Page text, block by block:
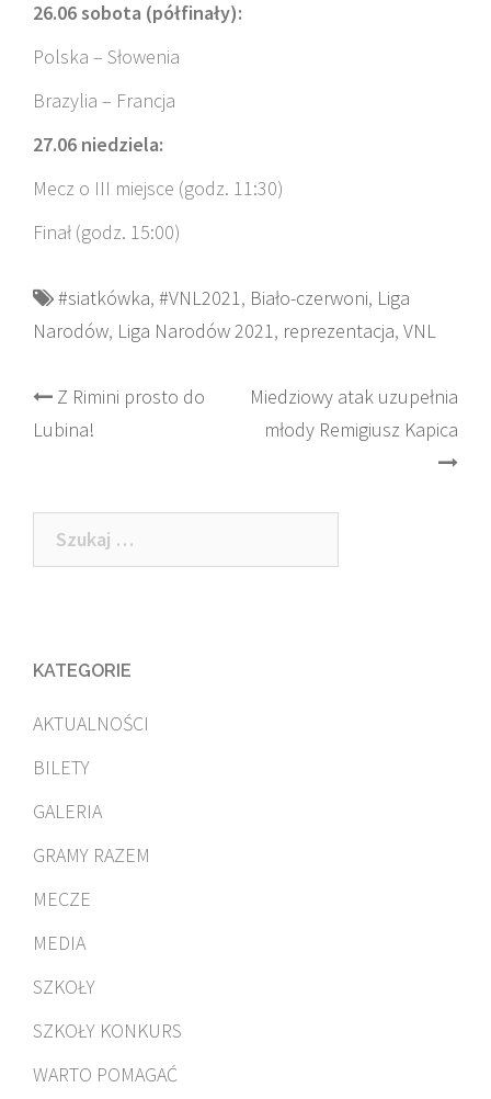
26.06 sobota (półfinały):
Polska – Słowenia
Brazylia – Francja
27.06 niedziela:
Mecz o III miejsce (godz. 11:30)
Finał (godz. 15:00)
#siatkówka, #VNL2021, Biało-czerwoni, Liga
Narodów, Liga Narodów 2021, reprezentacja, VNL
Post
navigation
Z Rimini prosto do
Lubina!
Miedziowy atak uzupełnia
młody Remigiusz Kapica
Szukaj:
KATEGORIE
AKTUALNOŚCI
BILETY
GALERIA
GRAMY RAZEM
MECZE
MEDIA
SZKOŁY
SZKOŁY KONKURS
WARTO POMAGAĆ